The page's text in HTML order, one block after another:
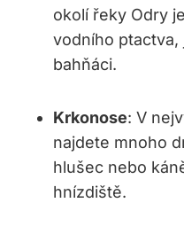
okolí řeky Odry
vodního ptactva,
bahňáci.
Krkonose: V
najdete mnoho
hlušec nebo
hnízdiště.